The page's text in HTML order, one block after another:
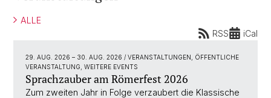
ALLE
RSS
iCal
29. AUG. 2026 – 30. AUG. 2026 / VERANSTALTUNGEN, ÖFFENTLICHE
VERANSTALTUNG, WEITERE EVENTS
Sprachzauber am Römerfest 2026
Zum zweiten Jahr in Folge verzaubert die Klassische